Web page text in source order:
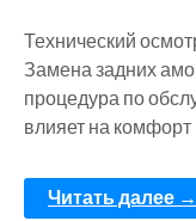
Технический
Замена задних
процедура по
влияет на
Читать далее →